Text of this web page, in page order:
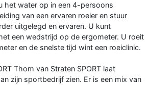
het water op in een 4-persoons
van een ervaren roeier en stuur
uitgelegd en ervaren. U kunt
een wedstrijd op de ergometer. U roeit
en de snelste tijd wint een roeiclinic.
Thom van Straten SPORT laat
zijn sportbedrijf zien. Er is een mix van